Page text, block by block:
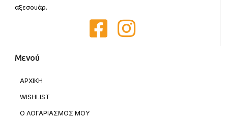
αξεσουάρ.
Μενού
ΑΡΧΙΚΗ
WISHLIST
Ο ΛΟΓΑΡΙΑΣΜΟΣ ΜΟΥ